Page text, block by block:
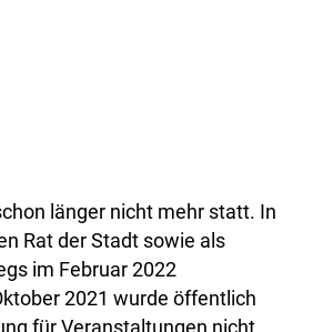
länger nicht mehr statt. In
Rat der Stadt sowie als
im Februar 2022
2021 wurde öffentlich